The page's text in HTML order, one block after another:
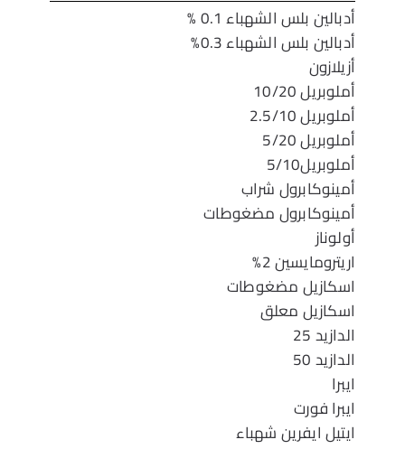
أدبالين بلس الشهباء 0.1 %
أدبالين بلس الشهباء 0.3%
أزيلازون
أملوبريل 10/20
أملوبريل 2.5/10
أملوبريل 5/20
أملوبريل5/10
أمينوكابرول شراب
أمينوكابرول مضغوطات
أولوناز
اريترومايسين 2%
اسكازيل مضغوطات
اسكازيل معلق
الدازيد 25
الدازيد 50
ايبرا
ايبرا فورت
ايتيل ايفرين شهباء